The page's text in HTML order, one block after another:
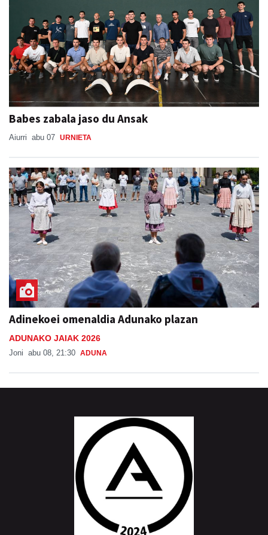
Babes zabala jaso du Ansak
Aiurri abu 07 URNIETA
Adinekoei omenaldia Adunako plazan
ADUNAKO JAIAK 2026
Joni abu 08, 21:30 ADUNA